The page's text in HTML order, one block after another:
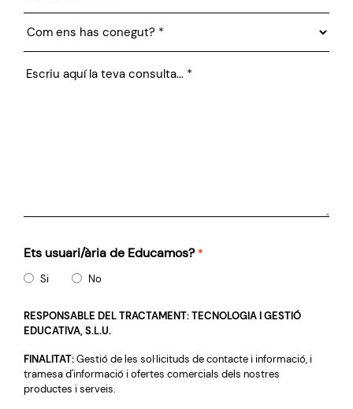
Ets usuari/ària de Educamos? *
Si
No
RESPONSABLE DEL TRACTAMENT: TECNOLOGIA I GESTIÓ
EDUCATIVA, S.L.U.
FINALITAT:Gestió de les sol·licituds de contacte i informació, i
tramesa d'informació i ofertes comercials dels nostres
productes i serveis.